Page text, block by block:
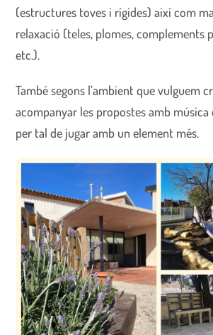
(estructures toves i rígides) així com
relaxació (teles, plomes, complements
etc.).
També segons l’ambient que vulguem
acompanyar les propostes amb
per tal de jugar amb un element més.